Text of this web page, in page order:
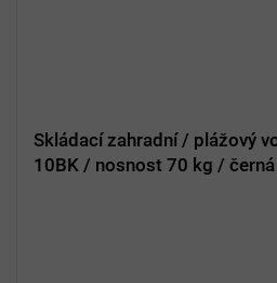
Skládací zahradní / plážový
10BK / nosnost 70 kg / černá